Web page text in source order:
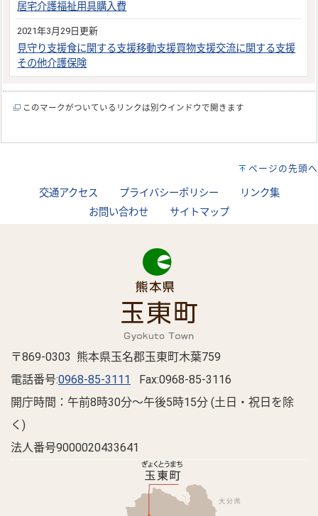
居宅介護福祉用具購入費
2021年3月29日更新
見守り支援食に関する支援移動支援買物支援交流に関する支援
その他介護保険
このマークがついているリンクは別ウインドウで開きます
ページの先頭へ
交通アクセス プライバシーポリシー
リンク集
お問い合わせ
サイトマップ
〒869-0303 熊本県玉名郡玉東町木葉759
電話番号:0968-85-3111
Fax:0968-85-3116
開庁時間：午前8時30分～午後5時15分 (土日・祝日を除
く)
法人番号9000020433641